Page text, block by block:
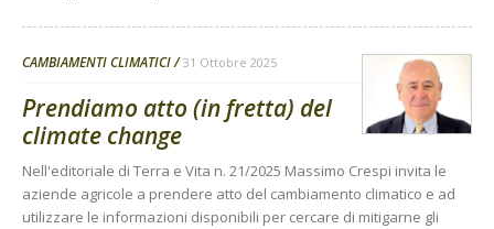
CAMBIAMENTI CLIMATICI 31 Ottobre 2025
Prendiamo atto (in fretta) del
climate change
Nell'editoriale di Terra e Vita n. 21/2025 Massimo Crespi invita le
aziende agricole a prendere atto del cambiamento climatico e ad
utilizzare le informazioni disponibili per cercare di mitigarne gli